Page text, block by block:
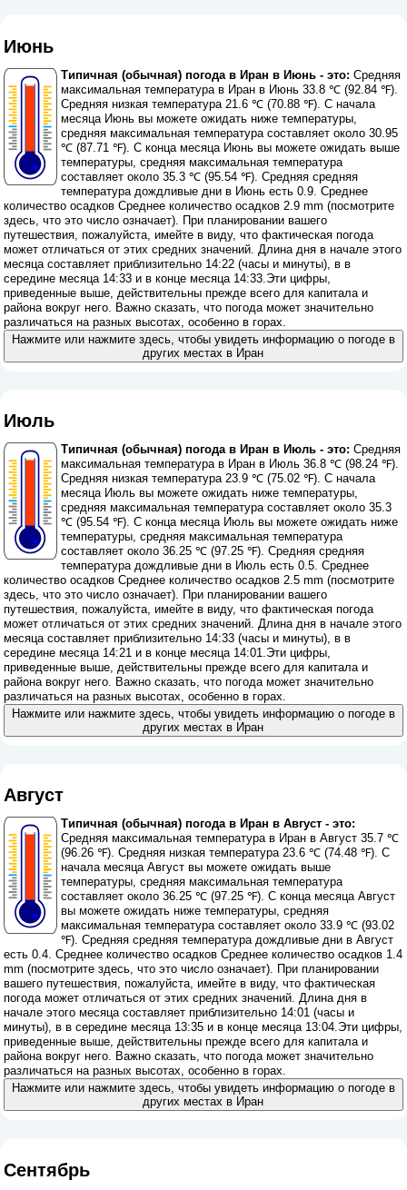
Июнь
Типичная (обычная) погода в Иран в Июнь - это: Средняя
максимальная температура в Иран в Июнь 33.8 ℃ (92.84 ℉).
Средняя низкая температура 21.6 ℃ (70.88 ℉). С начала
месяца Июнь вы можете ожидать ниже температуры,
средняя максимальная температура составляет около 30.95
℃ (87.71 ℉). С конца месяца Июнь вы можете ожидать выше
температуры, средняя максимальная температура
составляет около 35.3 ℃ (95.54 ℉). Средняя средняя
температура дождливые дни в Июнь есть 0.9. Среднее
количество осадков Среднее количество осадков 2.9 mm (посмотрите
здесь, что это число означает). При планировании вашего
путешествия, пожалуйста, имейте в виду, что фактическая погода
может отличаться от этих средних значений. Длина дня в начале этого
месяца составляет приблизительно 14:22 (часы и минуты), в в
середине месяца 14:33 и в конце месяца 14:33.Эти цифры,
приведенные выше, действительны прежде всего для капитала и
района вокруг него. Важно сказать, что погода может значительно
различаться на разных высотах, особенно в горах.
Нажмите или нажмите здесь, чтобы увидеть информацию о погоде в
других местах в Иран
Июль
Типичная (обычная) погода в Иран в Июль - это: Средняя
максимальная температура в Иран в Июль 36.8 ℃ (98.24 ℉).
Средняя низкая температура 23.9 ℃ (75.02 ℉). С начала
месяца Июль вы можете ожидать ниже температуры,
средняя максимальная температура составляет около 35.3
℃ (95.54 ℉). С конца месяца Июль вы можете ожидать ниже
температуры, средняя максимальная температура
составляет около 36.25 ℃ (97.25 ℉). Средняя средняя
температура дождливые дни в Июль есть 0.5. Среднее
количество осадков Среднее количество осадков 2.5 mm (посмотрите
здесь, что это число означает). При планировании вашего
путешествия, пожалуйста, имейте в виду, что фактическая погода
может отличаться от этих средних значений. Длина дня в начале этого
месяца составляет приблизительно 14:33 (часы и минуты), в в
середине месяца 14:21 и в конце месяца 14:01.Эти цифры,
приведенные выше, действительны прежде всего для капитала и
района вокруг него. Важно сказать, что погода может значительно
различаться на разных высотах, особенно в горах.
Нажмите или нажмите здесь, чтобы увидеть информацию о погоде в
других местах в Иран
Август
Типичная (обычная) погода в Иран в Август - это:
Средняя максимальная температура в Иран в Август 35.7 ℃
(96.26 ℉). Средняя низкая температура 23.6 ℃ (74.48 ℉). С
начала месяца Август вы можете ожидать выше
температуры, средняя максимальная температура
составляет около 36.25 ℃ (97.25 ℉). С конца месяца Август
вы можете ожидать ниже температуры, средняя
максимальная температура составляет около 33.9 ℃ (93.02
℉). Средняя средняя температура дождливые дни в Август
есть 0.4. Среднее количество осадков Среднее количество осадков 1.4
mm (посмотрите здесь, что это число означает). При планировании
вашего путешествия, пожалуйста, имейте в виду, что фактическая
погода может отличаться от этих средних значений. Длина дня в
начале этого месяца составляет приблизительно 14:01 (часы и
минуты), в в середине месяца 13:35 и в конце месяца 13:04.Эти цифры,
приведенные выше, действительны прежде всего для капитала и
района вокруг него. Важно сказать, что погода может значительно
различаться на разных высотах, особенно в горах.
Нажмите или нажмите здесь, чтобы увидеть информацию о погоде в
других местах в Иран
Сентябрь